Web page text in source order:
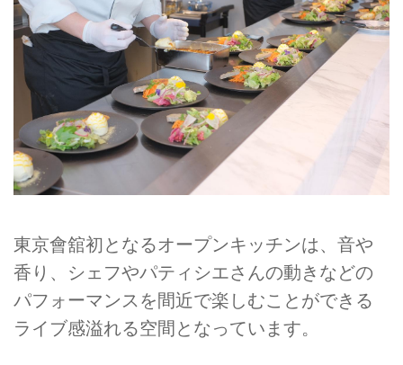
東京會舘初となるオープンキッチンは、音や
香り、シェフやパティシエさんの動きなどの
パフォーマンスを間近で楽しむことができる
ライブ感溢れる空間となっています。